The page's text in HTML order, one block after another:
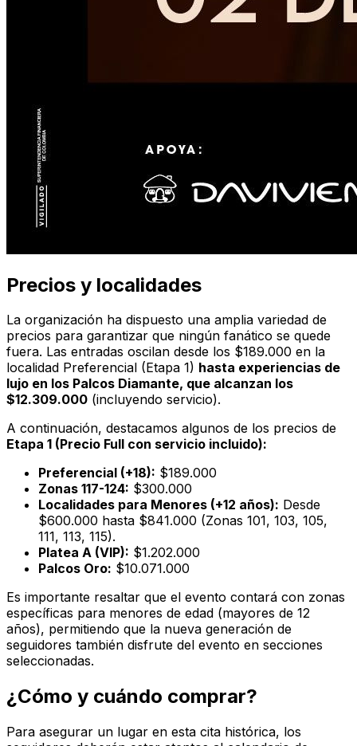
Precios y localidades
La organización ha dispuesto una amplia variedad de
precios para garantizar que ningún fanático se quede
fuera. Las entradas oscilan desde los $189.000 en la
localidad Preferencial (Etapa 1) hasta experiencias de
lujo en los Palcos Diamante, que alcanzan los
$12.309.000 (incluyendo servicio).
A continuación, destacamos algunos de los precios de
Etapa 1 (Precio Full con servicio incluido):
Preferencial (+18): $189.000
Zonas 117-124: $300.000
Localidades para Menores (+12 años): Desde
$600.000 hasta $841.000 (Zonas 101, 103, 105,
111, 113, 115).
Platea A (VIP): $1.202.000
Palcos Oro: $10.071.000
Es importante resaltar que el evento contará con zonas
específicas para menores de edad (mayores de 12
años), permitiendo que la nueva generación de
seguidores también disfrute del evento en secciones
seleccionadas.
¿Cómo y cuándo comprar?
Para asegurar un lugar en esta cita histórica, los